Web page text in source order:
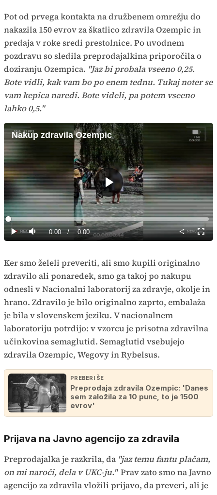
Pot od prvega kontakta na družbenem omrežju do
nakazila 150 evrov za škatlico zdravila Ozempic in
predaja v roke sredi prestolnice. Po uvodnem
pozdravu so sledila preprodajalkina priporočila o
doziranju Ozempica. "Jaz bi probala vseeno 0,25.
Bote vidli, kak vam bo po enem tednu. Tukaj noter se
vam kepica naredi. Bote videli, pa potem vseeno
lahko 0,5."
Nakup zdravila Ozempic
Predvajaj
Predvajaj
Tiho Current
0:00 / Duration
0:00
Loaded:
0%
način
Ker smo želeli preveriti, ali smo kupili originalno
zdravilo ali ponaredek, smo ga takoj po nakupu
odnesli v Nacionalni laboratorij za zdravje, okolje in
hrano. Zdravilo je bilo originalno zaprto, embalaža
je bila v slovenskem jeziku. V nacionalnem
laboratoriju potrdijo: v vzorcu je prisotna zdravilna
učinkovina semaglutid. Semaglutid vsebujejo
zdravila Ozempic, Wegovy in Rybelsus.
PREBERI ŠE
Preprodaja zdravila Ozempic: 'Danes
sem založila za 10 punc, to je 1500
evrov'
Prijava na Javno agencijo za zdravila
Preprodajalka je razkrila, da "jaz temu fantu plačam,
on mi naroči, dela v UKC-ju." Prav zato smo na Javno
agencijo za zdravila vložili prijavo, da preveri, ali je